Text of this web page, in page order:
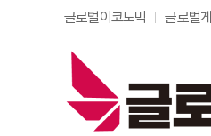
글로벌이코노믹 글로벌